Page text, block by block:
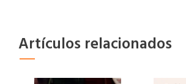
Artículos relacionados